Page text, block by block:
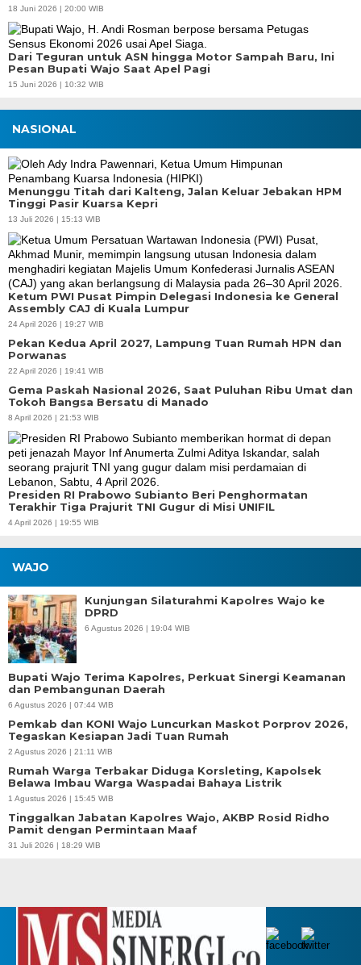
18 Juni 2026 | 20:00 WIB
Dari Teguran untuk ASN hingga Motor Sampah Baru, Ini
Pesan Bupati Wajo Saat Apel Pagi
15 Juni 2026 | 10:32 WIB
NASIONAL
Menunggu Titah dari Kalteng, Jalan Keluar Jebakan HPM
Tinggi Pasir Kuarsa Kepri
13 Juli 2026 | 15:13 WIB
Ketum PWI Pusat Pimpin Delegasi Indonesia ke General
Assembly CAJ di Kuala Lumpur
24 April 2026 | 19:27 WIB
Pekan Kedua April 2027, Lampung Tuan Rumah HPN dan
Porwanas
22 April 2026 | 19:41 WIB
Gema Paskah Nasional 2026, Saat Puluhan Ribu Umat dan
Tokoh Bangsa Bersatu di Manado
8 April 2026 | 21:53 WIB
Presiden RI Prabowo Subianto Beri Penghormatan
Terakhir Tiga Prajurit TNI Gugur di Misi UNIFIL
4 April 2026 | 19:55 WIB
WAJO
Kunjungan Silaturahmi Kapolres Wajo ke
DPRD
6 Agustus 2026 | 19:04 WIB
Bupati Wajo Terima Kapolres, Perkuat Sinergi Keamanan
dan Pembangunan Daerah
6 Agustus 2026 | 07:44 WIB
Pemkab dan KONI Wajo Luncurkan Maskot Porprov 2026,
Tegaskan Kesiapan Jadi Tuan Rumah
2 Agustus 2026 | 21:11 WIB
Rumah Warga Terbakar Diduga Korsleting, Kapolsek
Belawa Imbau Warga Waspadai Bahaya Listrik
1 Agustus 2026 | 15:45 WIB
Tinggalkan Jabatan Kapolres Wajo, AKBP Rosid Ridho
Pamit dengan Permintaan Maaf
31 Juli 2026 | 18:29 WIB